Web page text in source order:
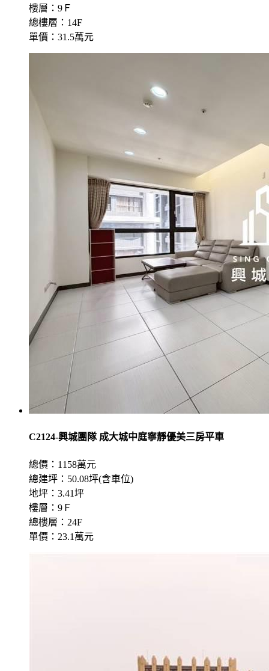
樓層：9Ｆ
總樓層：14F
單價：31.5萬元
C2124-興城團隊 成大城中庭寧靜優美三房平車
總價：1158萬元
總建坪：50.08坪(含車位)
地坪：3.41坪
樓層：9Ｆ
總樓層：24F
單價：23.1萬元